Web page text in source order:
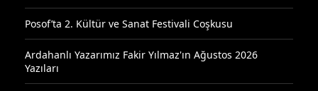
Posof’ta 2. Kültür ve Sanat Festivali Coşkusu
Ardahanlı Yazarımız Fakir Yılmaz'ın Ağustos 2026
Yazıları